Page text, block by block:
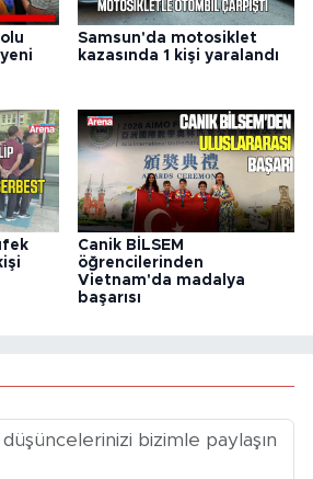
Samsun'da motosiklet
kazasında 1 kişi yaralandı
Canik BİLSEM
öğrencilerinden
Vietnam'da madalya
başarısı